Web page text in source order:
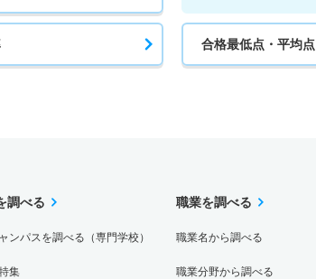
合格最低点・平均点
調べる
ンパスを調べる（専門学校）
集
職業を調べる
職業名から調べる
職業分野から調べる